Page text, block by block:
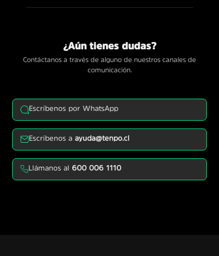
¿Aún tienes dudas?
Contáctanos a través de alguno de nuestros canales de
comunicación.
Escríbenos por WhatsApp
Escríbenos aayuda@tenpo.cl
Llámanos al 600 006 1110